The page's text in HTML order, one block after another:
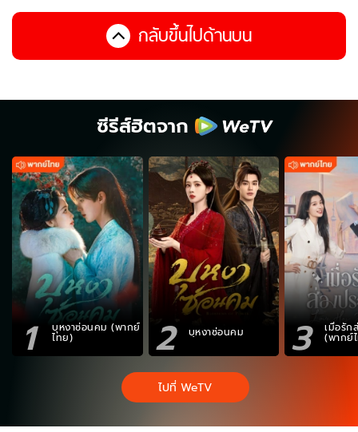
กลับขึ้นไปด้านบน
ซีรีส์ฮิตจาก
1 บุหงาซ่อนคม (พากย์
ไทย) 2 บุหงาซ่อนคม 3 เมื่อรัก
(พากย์
ไปที่ WeTV